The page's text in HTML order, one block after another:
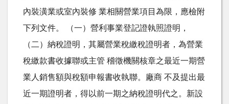
內裝潢業或室內裝修 業相關營業項目為限，應檢附
下列文件。 （一）營利事業登記證執照證明，
（二）納稅證明，其屬營業稅繳稅證明者，為營業
稅繳款書收據聯或主管 稽徵機關核章之最近一期營
業人銷售額與稅額申報書收執聯。廠商 不及提出最
近一期證明者，得以前一期之納稅證明代之。新設